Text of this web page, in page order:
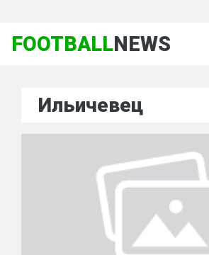
FOOTBALLNEWS
Ильичевец